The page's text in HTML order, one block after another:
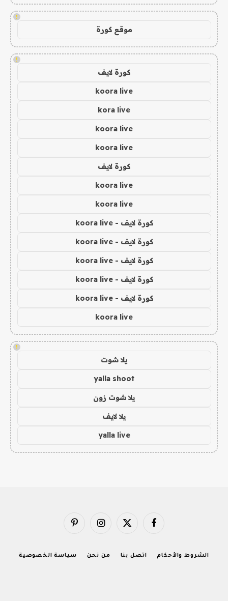
!
موقع كورة
!
كورة لايف
koora live
kora live
koora live
koora live
كورة لايف
koora live
koora live
كورة لايف - koora live
كورة لايف - koora live
كورة لايف - koora live
كورة لايف - koora live
كورة لايف - koora live
koora live
!
يلا شوت
yalla shoot
يلا شوت زون
يلا لايف
yalla live
فيسبوك X
الانستغرامبينتيريست
الشروط والأحكام اتصل بنا من نحن سياسة الخصوصية